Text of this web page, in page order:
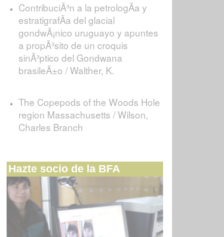
ContribuciÃ³n a la petrologÃ­a y
estratigrafÃ­a del glacial
gondwÃ¡nico uruguayo y apuntes
a propÃ³sito de un croquis
sinÃ³ptico del Gondwana
brasileÃ±o / Walther, K.
The Copepods of the Woods Hole
region Massachusetts / Wilson,
Charles Branch
Hazte socio de la BFA